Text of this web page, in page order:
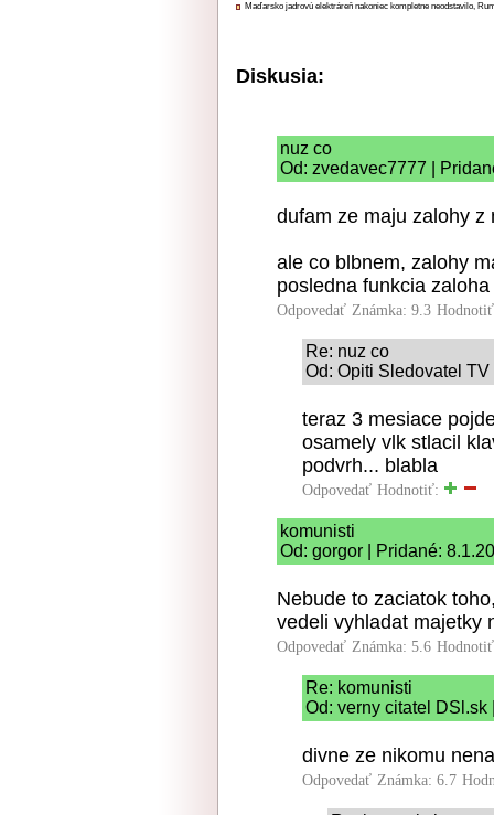
Maďarsko jadrovú elektráreň nakoniec kompletne neodstavilo,
Diskusia:
nuz co
Od: zvedavec7777 |
dufam ze maju zalohy z
ale co blbnem, zalohy
posledna funkcia
Odpovedať Známka: 9.3
Re: nuz co
Od: Opiti Sledovatel
teraz 3 mesiace
osamely vlk stlacil
podvrh... blabla
Odpovedať Hodnotiť:
komunisti
Od: gorgor | Pridané:
Nebude to zaciatok
vedeli vyhladat majetky
Odpovedať Známka: 5.6
Re: komunisti
Od: verny citatel
divne ze nikomu
Odpovedať Známka: 6.7